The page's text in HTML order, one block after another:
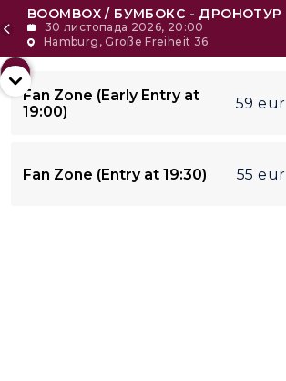
BOOMBOX / БУМБОКС - ДРОНОТУР
30 листопада 2026, 20:00
Hamburg, Große Freiheit 36
+2
55eur
Fan Zone (Early Entry at
19:00)
59eur
Fan Zone (Entry at 19:30) 55eur